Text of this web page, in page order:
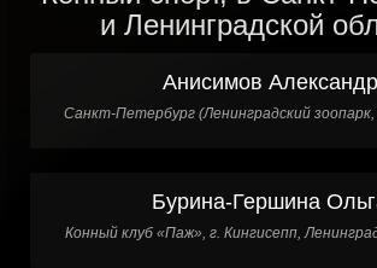
и Ленинградской
Анисимов Александр
Санкт-Петербург (Ленинградский
Бурина-Гершина
Конный клуб «Паж», г. Кингисепп,